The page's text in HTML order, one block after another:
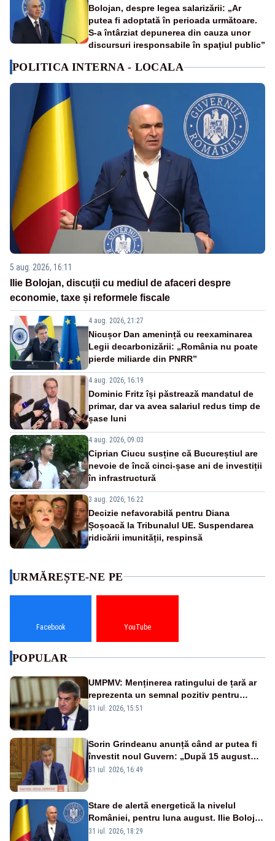
Bolojan, despre legea salarizării: „Ar
putea fi adoptată în perioada următoare.
S-a întârziat depunerea din cauza unor
discursuri iresponsabile în spaţiul public”
POLITICA INTERNA - LOCALA
5 aug. 2026, 16:11
Ilie Bolojan, discuții cu mediul de afaceri despre
economie, taxe și reformele fiscale
4 aug. 2026, 21:27
Nicușor Dan amenință cu reexaminarea
Legii decarbonizării: „România nu poate
pierde miliarde din PNRR”
4 aug. 2026, 16:19
Dominic Fritz își păstrează mandatul de
primar, dar va avea salariul redus timp de
șase luni
4 aug. 2026, 09:03
Ciprian Ciucu susține că Bucureștiul are
nevoie de încă cinci-șase ani de investiții
în infrastructură
3 aug. 2026, 16:22
Decizie nefavorabilă pentru Diana
Șoșoacă la Tribunalul UE. Suspendarea
ridicării imunității, respinsă
URMĂREȘTE-NE PE
Facebook YouTube
POPULAR
UMPMV: Menținerea ratingului de țară ar
reprezenta un semnal pozitiv pentru
România. Autoritățile trebuie să continue
31 iul. 2026, 15:51
Sorin Grindeanu anunță când ar putea fi
învestit noul Guvern: „După 15 august
sunt șanse mai mari”
31 iul. 2026, 16:49
Stare de alertă energetică la nivelul
României, pentru luna august. Ilie Bolojan
a anunțat importuri și posibile restricții –
31 iul. 2026, 18:29